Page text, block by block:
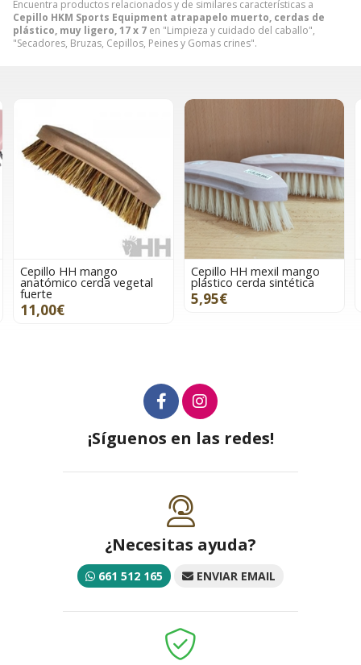
Encuentra productos relacionados y de similares características a
Cepillo HKM Sports Equipment atrapapelo muerto, cerdas de
plástico, muy ligero, 17 x 7 en "Limpieza y cuidado del caballo",
"Secadores, Bruzas, Cepillos, Peines y Gomas crines".
Cepillo HH mexil mango
plástico cerda sintética
Manopla HH borreguillo
natural
27,50€
¡Síguenos en las redes!
¿Necesitas ayuda?
661 512 165 ENVIAR EMAIL